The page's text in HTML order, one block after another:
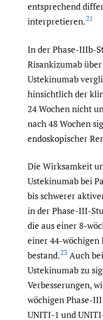
entsprechend
interpretieren.21
In der Phase-IIIb-
Risankizumab
Ustekinumab
hinsichtlich der
24 Wochen nicht
nach 48 Wochen
endoskopischer
Die Wirksamkeit
Ustekinumab bei
bis schwerer
in der Phase-III-
die aus einer 8-
einer 44-wöchigen
bestand.23 Auch
Ustekinumab zu
Verbesserungen,
wöchigen Phase-
UNITI-1 und